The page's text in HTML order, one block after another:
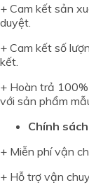
+ Cam kết sản
duyệt.
+ Cam kết số
kết.
+ Hoàn trả
với sản phẩm
Chính
+ Miễn phí vận
+ Hỗ trợ vận